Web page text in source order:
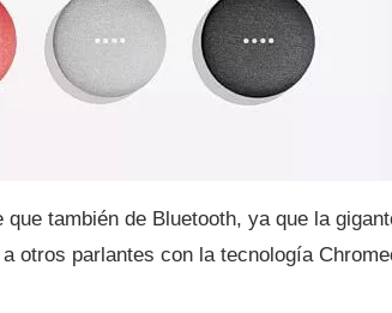
también de Bluetooth, ya que la
otros parlantes con la tecnología